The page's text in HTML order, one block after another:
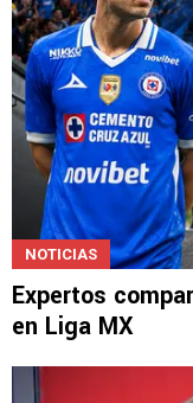
NOTICIAS
Expertos
en Liga MX